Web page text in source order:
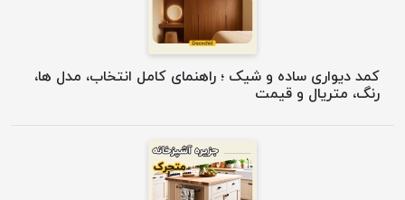
کمد دیواری ساده و شیک ؛ راهنمای کامل انتخاب، مدل ها،
رنگ، متریال و قیمت